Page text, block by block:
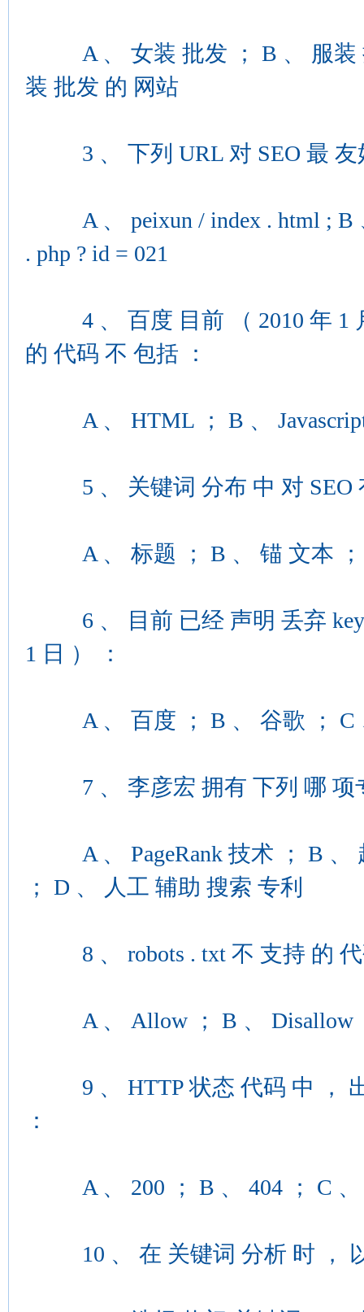
A 、 女装 批发 ； B 、 服装
装 批发 的 网站
3 、 下列 URL 对 SEO 最 友
A 、 peixun / index . html ; B
. php ? id = 021
4 、 百度 目前 （ 2010 年 1
的 代码 不 包括 ：
A 、 HTML ； B 、 Javascript
5 、 关键词 分布 中 对 SEO
A 、 标题 ； B 、 锚 文本 ；
6 、 目前 已经 声明 丢弃
1 日 ） ：
A 、 百度 ； B 、 谷歌 ； C
7 、 李彦宏 拥有 下列 哪 项
A 、 PageRank 技术 ； B 、
； D 、 人工 辅助 搜索 专利
8 、 robots . txt 不 支持 的 代
A 、 Allow ； B 、 Disallow ；
9 、 HTTP 状态 代码 中 ， 出
：
A 、 200 ； B 、 404 ； C 、
10 、 在 关键词 分析 时 ， 以